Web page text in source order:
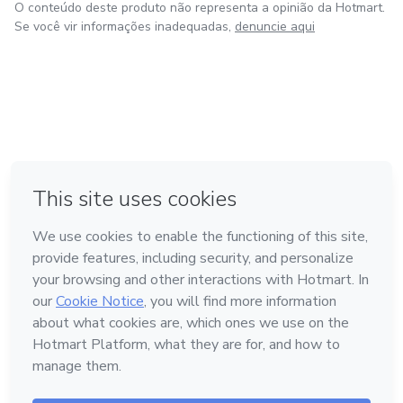
O conteúdo deste produto não representa a opinião da Hotmart.
Se você vir informações inadequadas, denuncie aqui
Feito com ❤ em Bogotá
Conheça a Hotmart
Idioma
Português